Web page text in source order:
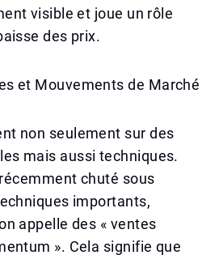
visible et joue un rôle
des prix.
et Mouvements de Marché
non seulement sur des
mais aussi techniques.
chuté sous
importants,
appelle des « ventes
». Cela signifie que